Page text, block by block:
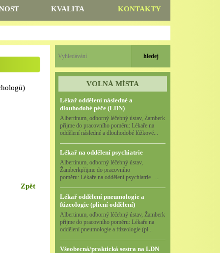
KVALITA KONTAKTY
Zpět
VOLNÁ MÍSTA
Lékař oddělení následné a
dlouhodobé péče (LDN)
Albertinum, odborný léčebný ústav, Žamberk
přijme do pracovního poměru: Lékaře na
oddělení následné a dlouhodobé lůžkové...
Lékař na oddělení psychiatrie
Albertinum, odborný léčebný ústav,
Žamberkpřijme do pracovního
poměru: Lékaře na oddělení psychiatrie ...
Lékař oddělení pneumologie a
ftizeologie (plicní oddělení)
Albertinum, odborný léčebný ústav, Žamberk
přijme do pracovního poměru: Lékaře na
oddělení pneumologie a ftizeologie (pl...
Všeobecná/praktická sestra na LDN